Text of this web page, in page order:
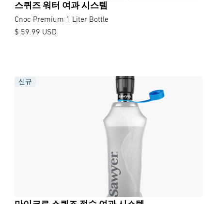
스퀴즈 워터 여과 시스템
Cnoc Premium 1 Liter Bottle
$ 59.99 USD
신규